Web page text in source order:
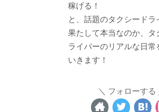
稼げる！
と、話題のタクシードラ
果たして本当なのか、タ
ライバーのリアルな日常
いきます！
フォローする